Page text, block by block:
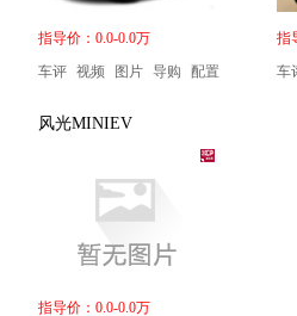
指导价：0.0-0.0万
车评 视频 图片 导购 配置
指
车
风光MINIEV
指导价：0.0-0.0万